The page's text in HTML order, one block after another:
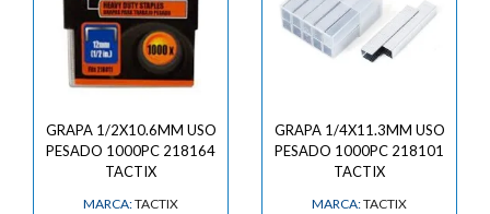
GRAPA 1/2X10.6MM USO
PESADO 1000PC 218164
TACTIX
MARCA:TACTIX
GRAPA 1/4X11.3MM USO
PESADO 1000PC 218101
TACTIX
MARCA:TACTIX